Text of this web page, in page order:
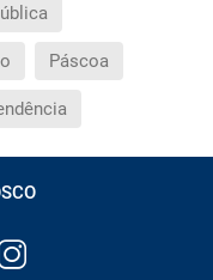
Páscoa